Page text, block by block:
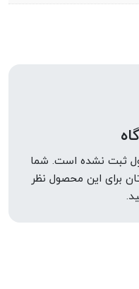
ثبت نشده است. شما
برای این محصول نظر